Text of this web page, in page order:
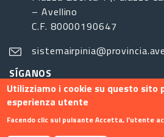
– Avellino
C.F. 80000190647
SÍGANOS
Utilizziamo i cookie su questo sito
esperienza utente
Facendo clic sul pulsante Accetta, l'utente